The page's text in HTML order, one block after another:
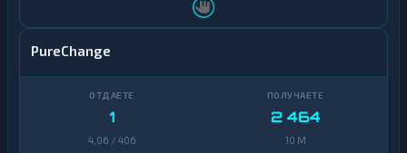
PureChange
1
4,06 / 406
2 464
10 M